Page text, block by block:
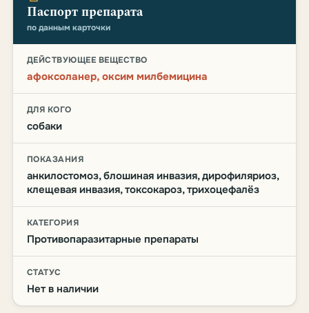
Паспорт препарата
по данным карточки
ДЕЙСТВУЮЩЕЕ ВЕЩЕСТВО
афоксоланер, оксим милбемицина
ДЛЯ КОГО
собаки
ПОКАЗАНИЯ
анкилостомоз, блошиная инвазия, дирофиляриоз,
клещевая инвазия, токсокароз, трихоцефалёз
КАТЕГОРИЯ
Противопаразитарные препараты
СТАТУС
Нет в наличии